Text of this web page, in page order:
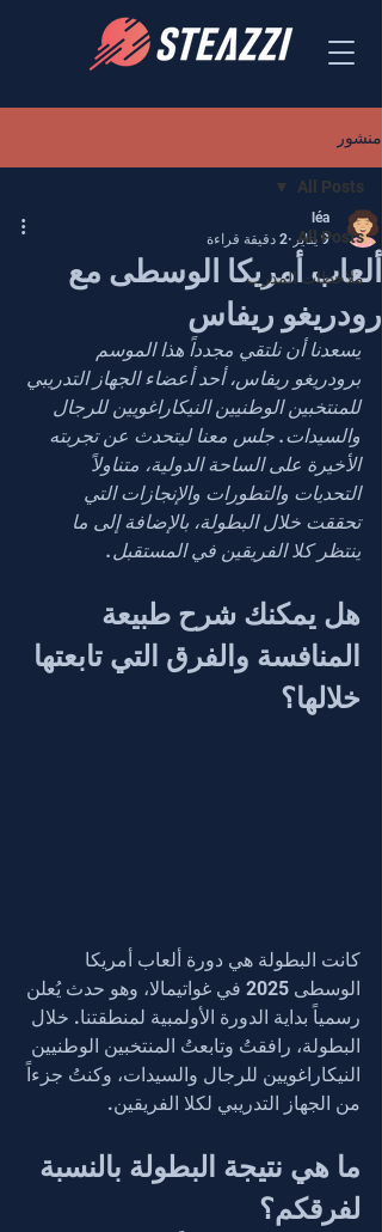
منشور
All Posts
ملاحظات المدرب
All Posts
ألعاب أمريكا الوسطى مع
رودريغو ريفاس
léa
9 يناير
2 دقيقة قراءة
يسعدنا أن نلتقي مجدداً هذا الموسم
برودريغو ريفاس، أحد أعضاء الجهاز التدريبي
للمنتخبين الوطنيين النيكاراغويين للرجال
والسيدات. جلس معنا ليتحدث عن تجربته
الأخيرة على الساحة الدولية، متناولاً
التحديات والتطورات والإنجازات التي
تحققت خلال البطولة، بالإضافة إلى ما
ينتظر كلا الفريقين في المستقبل.
هل يمكنك شرح طبيعة
المنافسة والفرق التي تابعتها
خلالها؟
كانت البطولة هي دورة ألعاب أمريكا
الوسطى 2025 في غواتيمالا، وهو حدث يُعلن
رسمياً بداية الدورة الأولمبية لمنطقتنا. خلال
البطولة، رافقتُ وتابعتُ المنتخبين الوطنيين
النيكاراغويين للرجال والسيدات، وكنتُ جزءاً
من الجهاز التدريبي لكلا الفريقين.
ما هي نتيجة البطولة بالنسبة
لفرقكم؟